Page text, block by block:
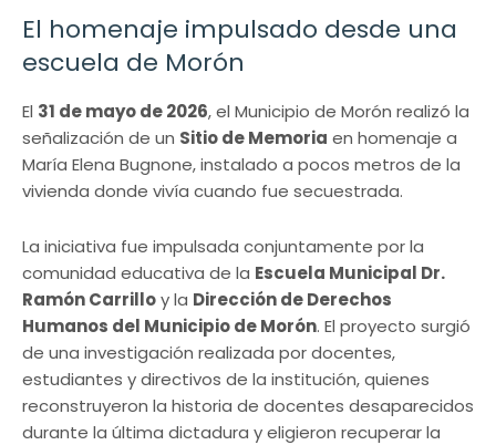
El homenaje impulsado desde una
escuela de Morón
El 31 de mayo de 2026, el Municipio de Morón realizó la
señalización de un Sitio de Memoria en homenaje a
María Elena Bugnone, instalado a pocos metros de la
vivienda donde vivía cuando fue secuestrada.
La iniciativa fue impulsada conjuntamente por la
comunidad educativa de la Escuela Municipal Dr.
Ramón Carrilloy la Dirección de Derechos
Humanos del Municipio de Morón. El proyecto surgió
de una investigación realizada por docentes,
estudiantes y directivos de la institución, quienes
reconstruyeron la historia de docentes desaparecidos
durante la última dictadura y eligieron recuperar la